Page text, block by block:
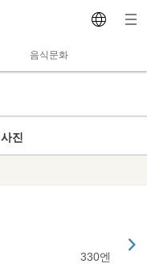
음식문화
사진
330엔